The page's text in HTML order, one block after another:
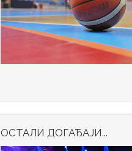
ОСТАЛИ ДОГАЂАЈИ...